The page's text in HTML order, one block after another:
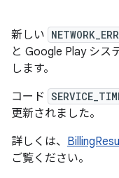
新しい
と Google Play シス
します。
コード
更新されました。
詳しくは、
ご覧ください。